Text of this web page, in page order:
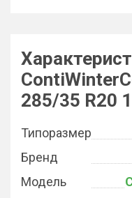
285/35 R20
Типоразмер
Бренд
Модель